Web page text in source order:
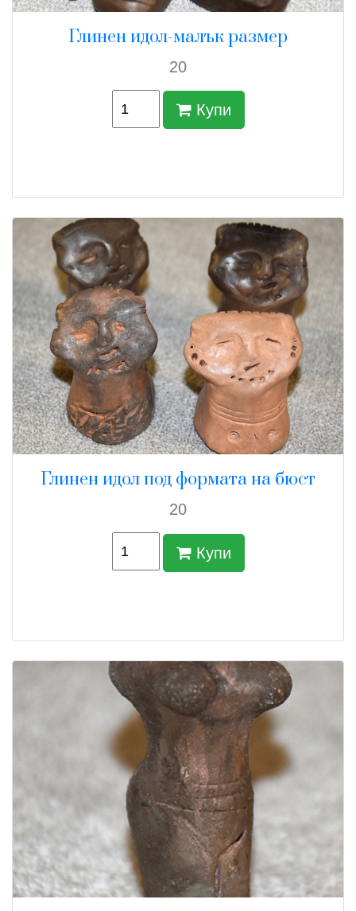
Глинен идол-малък размер
20
Купи
Глинен идол под формата на бюст
20
Купи